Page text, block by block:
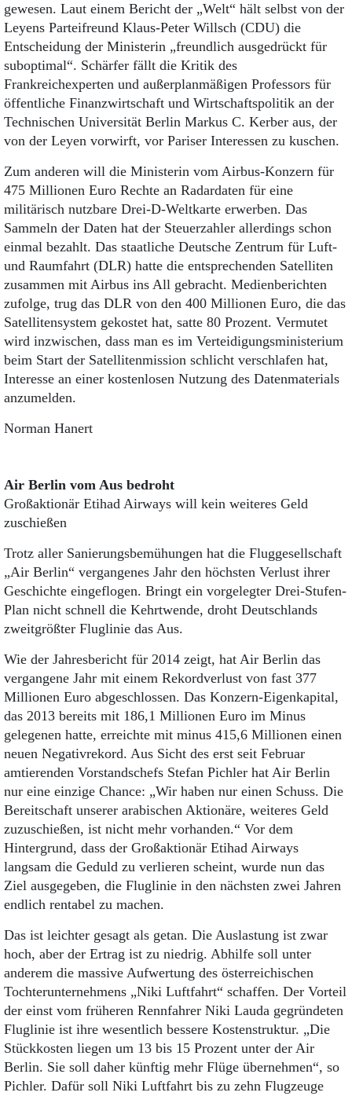
gewesen. Laut einem Bericht der „Welt“ hält selbst von der
Leyens Parteifreund Klaus-Peter Willsch (CDU) die
Entscheidung der Ministerin „freundlich ausgedrückt für
suboptimal“. Schärfer fällt die Kritik des
Frankreichexperten und außerplanmäßigen Professors für
öffentliche Finanzwirtschaft und Wirtschaftspolitik an der
Technischen Universität Berlin Markus C. Kerber aus, der
von der Leyen vorwirft, vor Pariser Interessen zu kuschen.
Zum anderen will die Ministerin vom Airbus-Konzern für
475 Millionen Euro Rechte an Radardaten für eine
militärisch nutzbare Drei-D-Weltkarte erwerben. Das
Sammeln der Daten hat der Steuerzahler allerdings schon
einmal bezahlt. Das staatliche Deutsche Zentrum für Luft-
und Raumfahrt (DLR) hatte die entsprechenden Satelliten
zusammen mit Airbus ins All gebracht. Medienberichten
zufolge, trug das DLR von den 400 Millionen Euro, die das
Satellitensystem gekostet hat, satte 80 Prozent. Vermutet
wird inzwischen, dass man es im Verteidigungsministerium
beim Start der Satellitenmission schlicht verschlafen hat,
Interesse an einer kostenlosen Nutzung des Datenmaterials
anzumelden.
Norman Hanert
Air Berlin vom Aus bedroht
Großaktionär Etihad Airways will kein weiteres Geld
zuschießen
Trotz aller Sanierungsbemühungen hat die Fluggesellschaft
„Air Berlin“ vergangenes Jahr den höchsten Verlust ihrer
Geschichte eingeflogen. Bringt ein vorgelegter Drei-Stufen-
Plan nicht schnell die Kehrtwende, droht Deutschlands
zweitgrößter Fluglinie das Aus.
Wie der Jahresbericht für 2014 zeigt, hat Air Berlin das
vergangene Jahr mit einem Rekordverlust von fast 377
Millionen Euro abgeschlossen. Das Konzern-Eigenkapital,
das 2013 bereits mit 186,1 Millionen Euro im Minus
gelegenen hatte, erreichte mit minus 415,6 Millionen einen
neuen Negativrekord. Aus Sicht des erst seit Februar
amtierenden Vorstands­chefs Stefan Pichler hat Air Berlin
nur eine einzige Chance: „Wir haben nur einen Schuss. Die
Bereitschaft unserer arabischen Aktionäre, weiteres Geld
zuzuschießen, ist nicht mehr vorhanden.“ Vor dem
Hintergrund, dass der Großaktionär Etihad Airways
langsam die Geduld zu verlieren scheint, wurde nun das
Ziel ausgegeben, die Fluglinie in den nächsten zwei Jahren
endlich rentabel zu machen.
Das ist leichter gesagt als getan. Die Auslastung ist zwar
hoch, aber der Ertrag ist zu niedrig. Abhilfe soll unter
anderem die massive Aufwertung des österreichischen
Tochterunternehmens „Niki Luftfahrt“ schaffen. Der Vorteil
der einst vom früheren Rennfahrer Niki Lauda gegründeten
Fluglinie ist ihre wesentlich bessere Kostenstruktur. „Die
Stückkosten liegen um 13 bis 15 Prozent unter der Air
Berlin. Sie soll daher künftig mehr Flüge übernehmen“, so
Pichler. Dafür soll Niki Luftfahrt bis zu zehn Flugzeuge